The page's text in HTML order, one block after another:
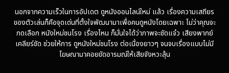
นอกจากความเร็วในการอัปเดต ดูหนังออนไลน์ใหม่ แล้ว เรื่องความเสถียร
ของตัวเล่นก็คือจุดเด่นที่ตั้งใจพัฒนามาเพื่อคนดูหนังโดยเฉพาะ ไม่ว่าคุณจะ
กดเลือก หนังใหม่ชนโรง เรื่องไหน ก็มั่นใจได้ว่าภาพจะชัดแจ๋ว เสียงพากย์
เคลียร์ชัด ช่วยให้การ ดูหนังใหม่ชนโรง ต่อเนื่องยาวๆ จนจบเรื่องแบบไม่มี
โฆษณามาคอยขัดอารมณ์ให้เสียจังหวะลุ้น